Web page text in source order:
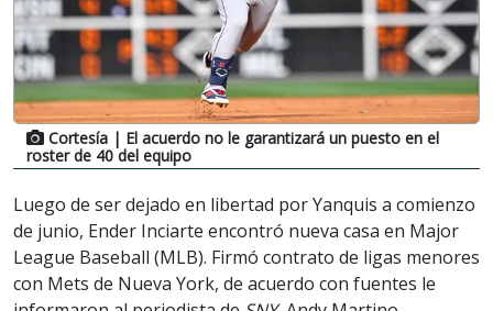
Cortesía | El acuerdo no le garantizará un puesto en el
roster de 40 del equipo
Luego de ser dejado en libertad por Yanquis a comienzo
de junio, Ender Inciarte encontró nueva casa en Major
League Baseball (MLB). Firmó contrato de ligas menores
con Mets de Nueva York, de acuerdo con fuentes le